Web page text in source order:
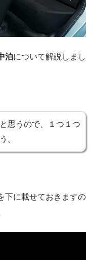
泊について解説しまし
思うので、１つ１つ
。
下に載せておきますの